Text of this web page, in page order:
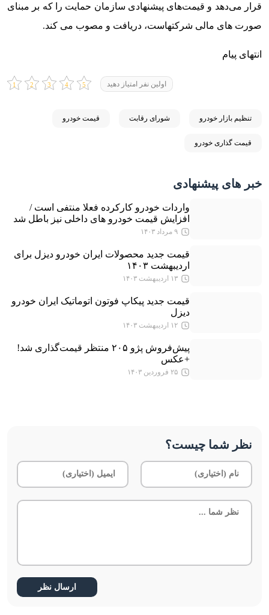
قرار می‌دهد و قیمت‌های پیشنهادی سازمان حمایت را که بر مبنای
صورت های مالی شرکتهاست، دریافت و مصوب می کند.
انتهای پیام
اولین نفر امتیاز دهید
تنظیم بازار خودرو شورای رقابت قیمت خودرو
قیمت گذاری خودرو
خبر های پیشنهادی
واردات خودرو کارکرده فعلا منتفی است /
افزایش قیمت خودرو های داخلی نیز باطل شد
۹ مرداد ۱۴۰۳
قیمت جدید محصولات ایران خودرو دیزل برای
اردیبهشت ۱۴۰۳
۱۳ اردیبهشت ۱۴۰۳
قیمت جدید پیکاپ فوتون اتوماتیک ایران خودرو
دیزل
۱۲ اردیبهشت ۱۴۰۳
پیش‌فروش پژو ۲۰۵ منتظر قیمت‌گذاری شد!
+عکس
۲۵ فروردین ۱۴۰۳
نظر شما چیست؟